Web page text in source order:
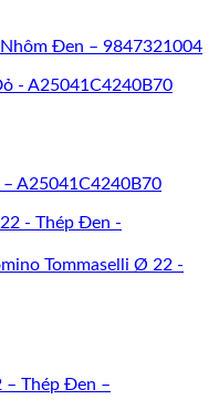
Đen – 9847321004
A25041C4240B70
– Thép Đen –